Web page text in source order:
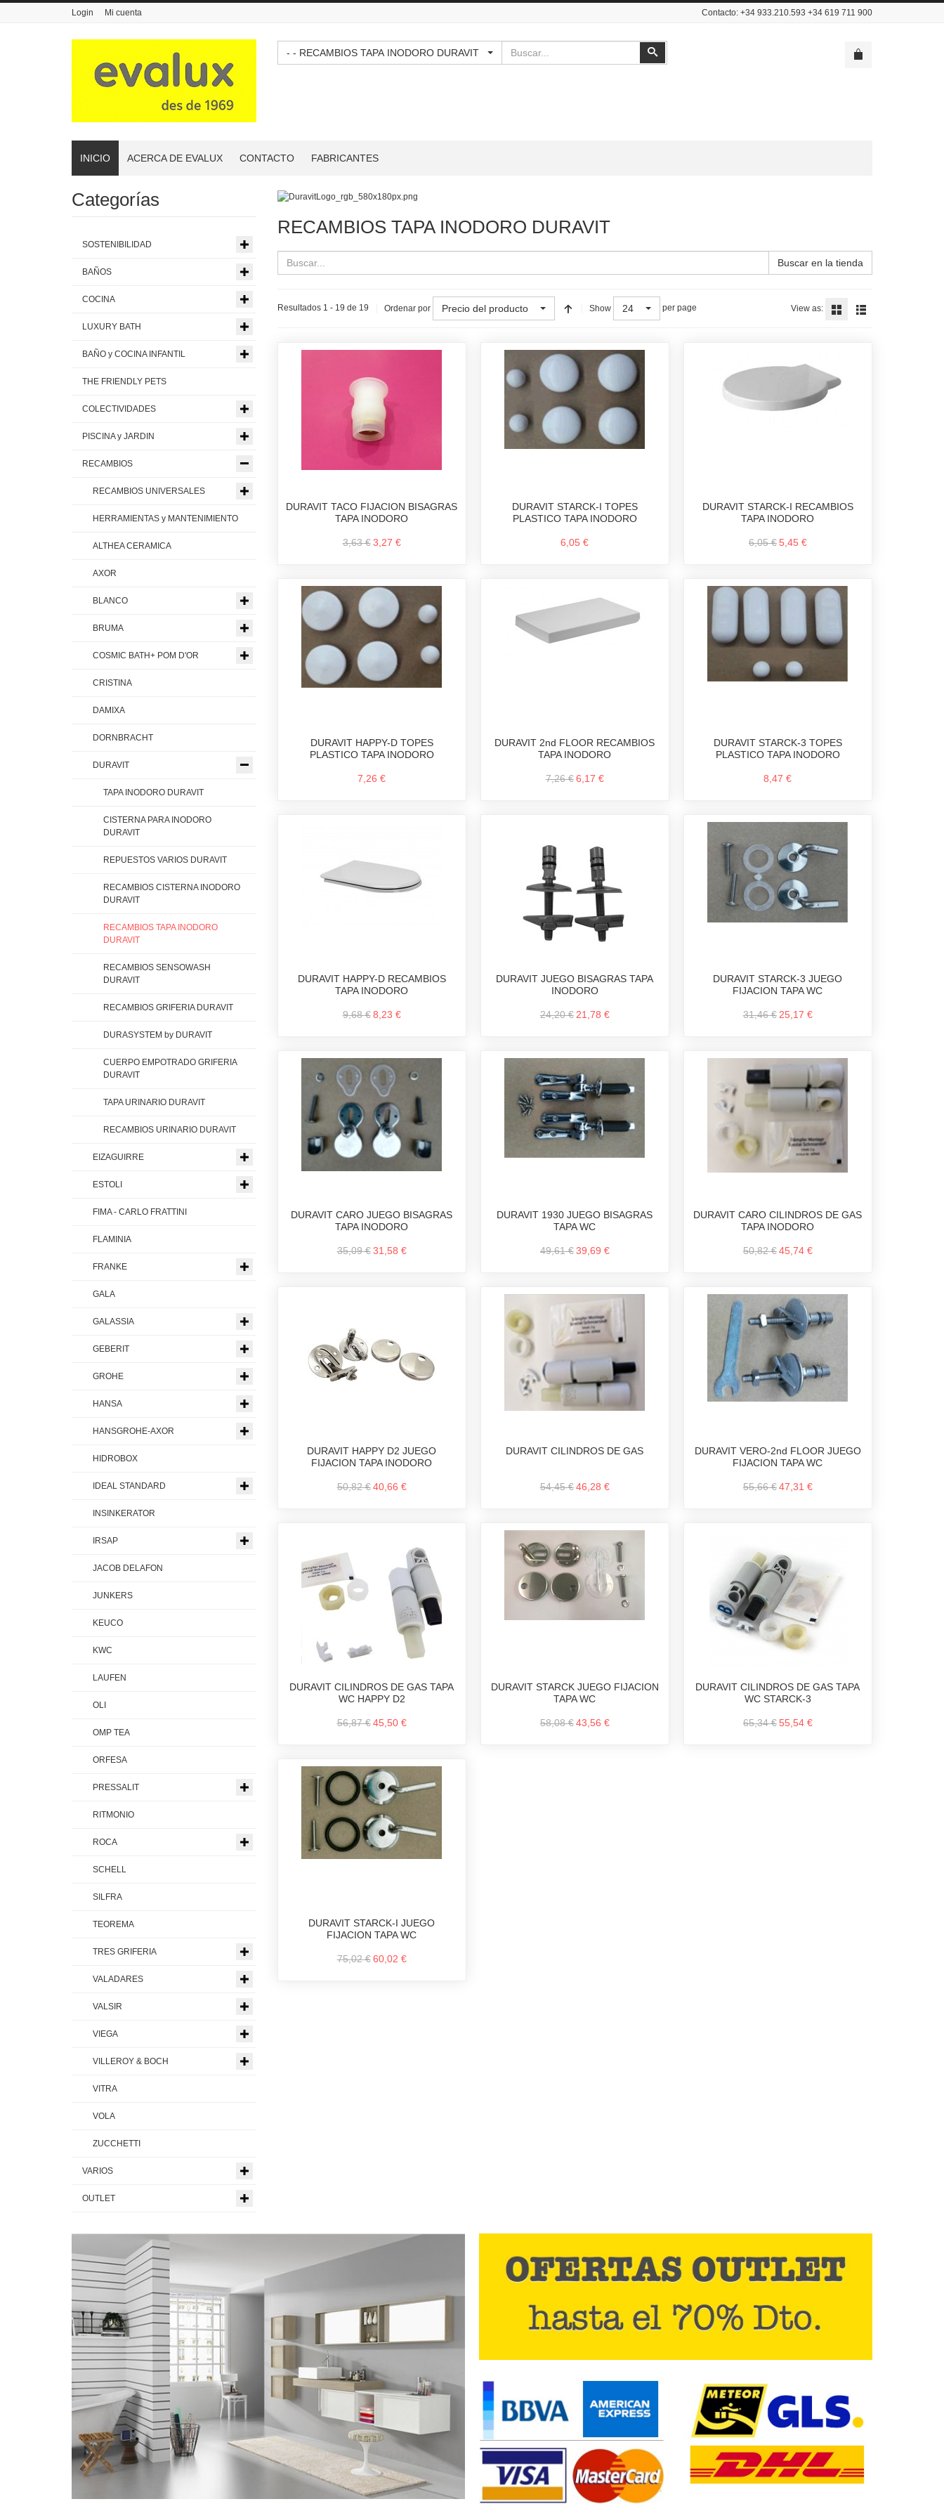
Login Mi cuenta Contacto: +34 933.210.593 +34 619 711 900
- - RECAMBIOS TAPA INODORO DURAVIT Buscar
INICIO ACERCA DE EVALUX CONTACTO FABRICANTES
RECAMBIOS TAPA INODORO DURAVIT
Buscar en la tienda
Resultados 1 - 19 de 19 Ordenar por Precio del producto Show 24 per page View as:
DURAVIT TACO FIJACION BISAGRAS
TAPA INODORO
3,63 € 3,27 €
DURAVIT STARCK-I TOPES
PLASTICO TAPA INODORO
6,05 €
DURAVIT STARCK-I RECAMBIOS
TAPA INODORO
6,05 €5,45 €
DURAVIT HAPPY-D TOPES
PLASTICO TAPA INODORO
7,26 €
DURAVIT 2nd FLOOR RECAMBIOS
TAPA INODORO
7,26 € 6,17 €
DURAVIT STARCK-3 TOPES
PLASTICO TAPA INODORO
8,47 €
DURAVIT HAPPY-D RECAMBIOS
TAPA INODORO
9,68 € 8,23 €
DURAVIT JUEGO BISAGRAS TAPA
INODORO
24,20 € 21,78 €
DURAVIT STARCK-3 JUEGO
FIJACION TAPA WC
31,46 € 25,17 €
DURAVIT CARO JUEGO BISAGRAS
TAPA INODORO
35,09 € 31,58 €
DURAVIT 1930 JUEGO BISAGRAS
TAPA WC
49,61 € 39,69 €
DURAVIT CARO CILINDROS DE GAS
TAPA INODORO
50,82 €45,74 €
DURAVIT HAPPY D2 JUEGO
FIJACION TAPA INODORO
50,82 € 40,66 €
DURAVIT CILINDROS DE GAS
54,45 € 46,28 €
DURAVIT VERO-2nd FLOOR JUEGO
FIJACION TAPA WC
55,66 €47,31 €
DURAVIT CILINDROS DE GAS TAPA
WC HAPPY D2
56,87 € 45,50 €
DURAVIT STARCK JUEGO FIJACION
TAPA WC
58,08 € 43,56 €
DURAVIT CILINDROS DE GAS TAPA
WC STARCK-3
65,34 €55,54 €
DURAVIT STARCK-I JUEGO
FIJACION TAPA WC
75,02 € 60,02 €
Categorías
SOSTENIBILIDAD
BAÑOS
COCINA
LUXURY BATH
BAÑO y COCINA INFANTIL
THE FRIENDLY PETS
COLECTIVIDADES
PISCINA y JARDIN
RECAMBIOS
RECAMBIOS UNIVERSALES
HERRAMIENTAS y MANTENIMIENTO
ALTHEA CERAMICA
AXOR
BLANCO
BRUMA
COSMIC BATH+ POM D'OR
CRISTINA
DAMIXA
DORNBRACHT
DURAVIT
TAPA INODORO DURAVIT
CISTERNA PARA INODORO
DURAVIT
REPUESTOS VARIOS DURAVIT
RECAMBIOS CISTERNA INODORO
DURAVIT
RECAMBIOS TAPA INODORO
DURAVIT
RECAMBIOS SENSOWASH
DURAVIT
RECAMBIOS GRIFERIA DURAVIT
DURASYSTEM by DURAVIT
CUERPO EMPOTRADO GRIFERIA
DURAVIT
TAPA URINARIO DURAVIT
RECAMBIOS URINARIO DURAVIT
EIZAGUIRRE
ESTOLI
FIMA - CARLO FRATTINI
FLAMINIA
FRANKE
GALA
GALASSIA
GEBERIT
GROHE
HANSA
HANSGROHE-AXOR
HIDROBOX
IDEAL STANDARD
INSINKERATOR
IRSAP
JACOB DELAFON
JUNKERS
KEUCO
KWC
LAUFEN
OLI
OMP TEA
ORFESA
PRESSALIT
RITMONIO
ROCA
SCHELL
SILFRA
TEOREMA
TRES GRIFERIA
VALADARES
VALSIR
VIEGA
VILLEROY & BOCH
VITRA
VOLA
ZUCCHETTI
VARIOS
OUTLET